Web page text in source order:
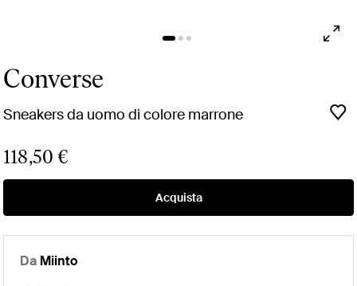
Converse
Sneakers da uomo di colore marrone
118,50 €
Acquista
Da Miinto